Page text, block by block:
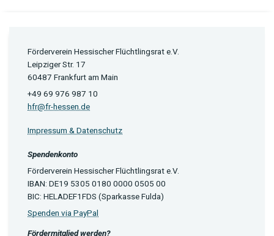
Förderverein Hessischer Flüchtlingsrat e.V.
Leipziger Str. 17
60487 Frankfurt am Main
+49 69 976 987 10
hfr@fr-hessen.de
Impressum & Datenschutz
Spendenkonto
Förderverein Hessischer Flüchtlingsrat e.V.
IBAN: DE19 5305 0180 0000 0505 00
BIC: HELADEF1FDS (Sparkasse Fulda)
Spenden via PayPal
Fördermitglied werden?